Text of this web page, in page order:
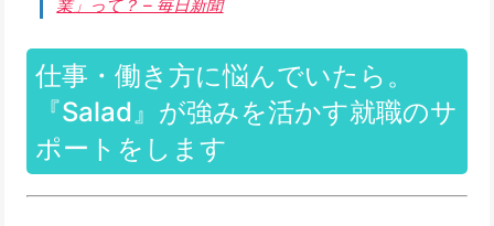
業」って？ – 毎日新聞
仕事・働き方に悩んでいたら。
『Salad』が強みを活かす就職のサ
ポートをします